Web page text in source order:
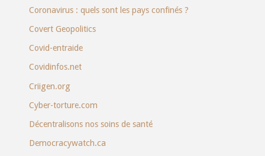
Coronavirus : quels sont les pays confinés ?
Covert Geopolitics
Covid-entraide
Covidinfos.net
Criigen.org
Cyber-torture.com
Décentralisons nos soins de santé
Democracywatch.ca